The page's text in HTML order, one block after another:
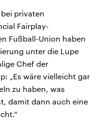
privaten
Fairplay-
Fußball-Union haben
unter die Lupe
Chef der
„Es wäre vielleicht gar
zu haben, was
damit dann auch eine